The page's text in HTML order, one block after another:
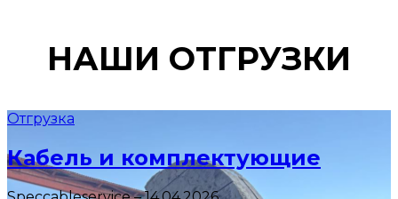
НАШИ ОТГРУЗКИ
Отгрузка
Кабель и комплектующие